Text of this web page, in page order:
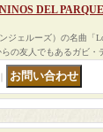
DEL
ェルーズ）の名曲「
の友人でもあるガビ・